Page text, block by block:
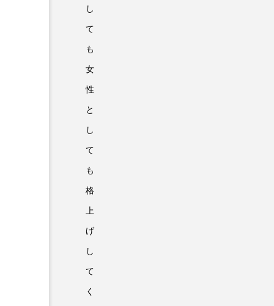
し
て
も
女
性
と
し
て
も
格
上
げ
し
て
く